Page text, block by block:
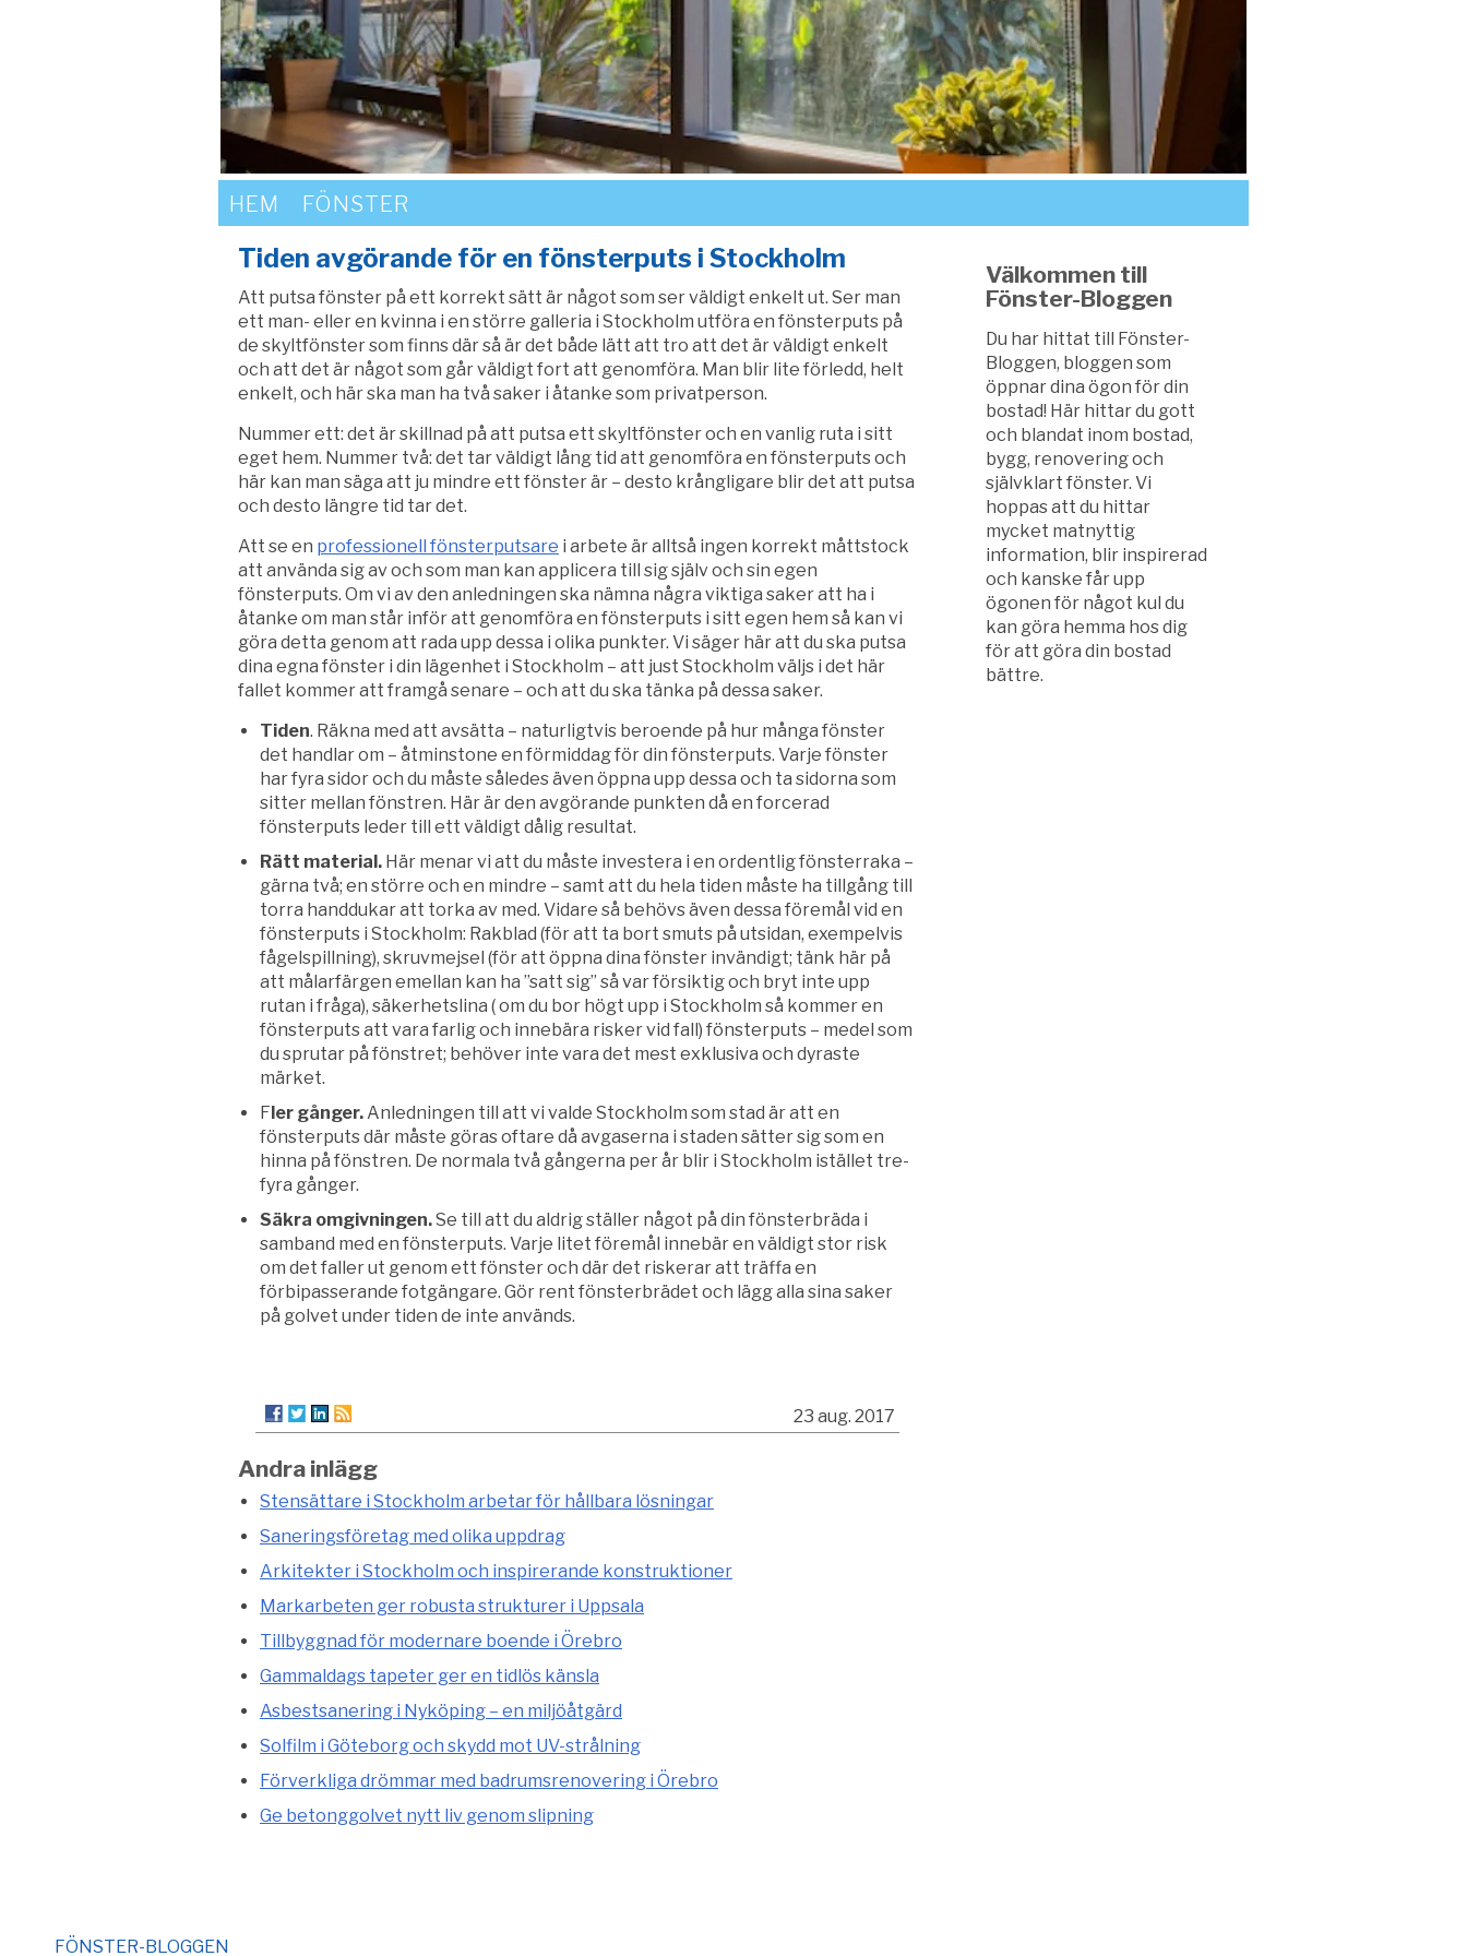
HEM FÖNSTER
Tiden avgörande för en fönsterputs i Stockholm
Att putsa fönster på ett korrekt sätt är något som ser väldigt enkelt ut. Ser man
ett man- eller en kvinna i en större galleria i Stockholm utföra en fönsterputs på
de skyltfönster som finns där så är det både lätt att tro att det är väldigt enkelt
och att det är något som går väldigt fort att genomföra. Man blir lite förledd, helt
enkelt, och här ska man ha två saker i åtanke som privatperson.
Nummer ett: det är skillnad på att putsa ett skyltfönster och en vanlig ruta i sitt
eget hem. Nummer två: det tar väldigt lång tid att genomföra en fönsterputs och
här kan man säga att ju mindre ett fönster är – desto krångligare blir det att putsa
och desto längre tid tar det.
Att se en professionell fönsterputsare i arbete är alltså ingen korrekt måttstock
att använda sig av och som man kan applicera till sig själv och sin egen
fönsterputs. Om vi av den anledningen ska nämna några viktiga saker att ha i
åtanke om man står inför att genomföra en fönsterputs i sitt egen hem så kan vi
göra detta genom att rada upp dessa i olika punkter. Vi säger här att du ska putsa
dina egna fönster i din lägenhet i Stockholm – att just Stockholm väljs i det här
fallet kommer att framgå senare – och att du ska tänka på dessa saker.
Tiden. Räkna med att avsätta – naturligtvis beroende på hur många fönster
det handlar om – åtminstone en förmiddag för din fönsterputs. Varje fönster
har fyra sidor och du måste således även öppna upp dessa och ta sidorna som
sitter mellan fönstren. Här är den avgörande punkten då en forcerad
fönsterputs leder till ett väldigt dålig resultat.
Rätt material. Här menar vi att du måste investera i en ordentlig fönsterraka –
gärna två; en större och en mindre – samt att du hela tiden måste ha tillgång till
torra handdukar att torka av med. Vidare så behövs även dessa föremål vid en
fönsterputs i Stockholm: Rakblad (för att ta bort smuts på utsidan, exempelvis
fågelspillning), skruvmejsel (för att öppna dina fönster invändigt; tänk här på
att målarfärgen emellan kan ha ”satt sig” så var försiktig och bryt inte upp
rutan i fråga), säkerhetslina ( om du bor högt upp i Stockholm så kommer en
fönsterputs att vara farlig och innebära risker vid fall) fönsterputs – medel som
du sprutar på fönstret; behöver inte vara det mest exklusiva och dyraste
märket.
F ler gånger.Anledningen till att vi valde Stockholm som stad är att en
fönsterputs där måste göras oftare då avgaserna i staden sätter sig som en
hinna på fönstren. De normala två gångerna per år blir i Stockholm istället tre-
fyra gånger.
Säkra omgivningen.Se till att du aldrig ställer något på din fönsterbräda i
samband med en fönsterputs. Varje litet föremål innebär en väldigt stor risk
om det faller ut genom ett fönster och där det riskerar att träffa en
förbipasserande fotgängare. Gör rent fönsterbrädet och lägg alla sina saker
på golvet under tiden de inte används.
23 aug. 2017
Andra inlägg
Stensättare i Stockholm arbetar för hållbara lösningar
Saneringsföretag med olika uppdrag
Arkitekter i Stockholm och inspirerande konstruktioner
Markarbeten ger robusta strukturer i Uppsala
Tillbyggnad för modernare boende i Örebro
Gammaldags tapeter ger en tidlös känsla
Asbestsanering i Nyköping – en miljöåtgärd
Solfilm i Göteborg och skydd mot UV-strålning
Förverkliga drömmar med badrumsrenovering i Örebro
Ge betonggolvet nytt liv genom slipning
Välkommen till
Fönster-Bloggen
Du har hittat till Fönster-
Bloggen, bloggen som
öppnar dina ögon för din
bostad! Här hittar du gott
och blandat inom bostad,
bygg, renovering och
självklart fönster. Vi
hoppas att du hittar
mycket matnyttig
information, blir inspirerad
och kanske får upp
ögonen för något kul du
kan göra hemma hos dig
för att göra din bostad
bättre.
FÖNSTER-BLOGGEN